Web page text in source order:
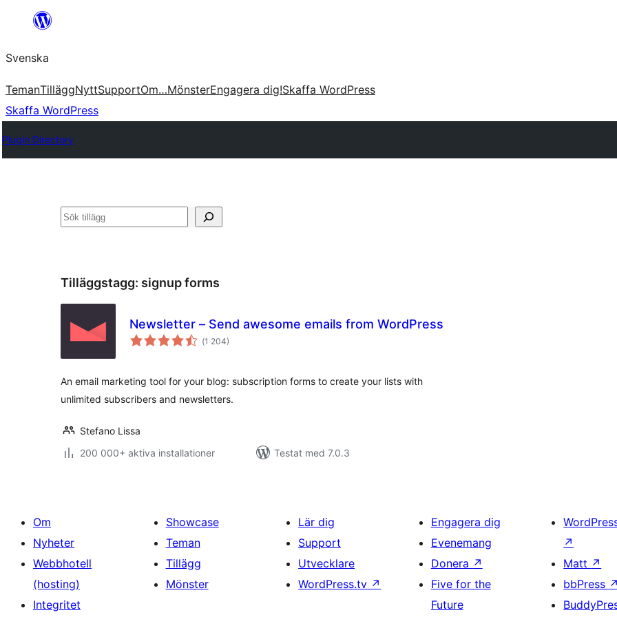
Hoppa
innehåll
Svenska
TemanTilläggNyttSupportOm…MönsterEngagera dig!Skaffa WordPress
Skaffa WordPress
Plugin Directory
Sök
Tilläggstagg: signup forms
Newsletter – Send awesome emails from WordPress
(Totalt
antal
1 204)
An email marketing tool for your blog: subscription forms to create your lists with
unlimited subscribers and newsletters.
Stefano Lissa
200 000+ aktiva installationer
Testat med 7.0.3
Om
Nyheter
Webbhotell
(hosting)
Integritet
Showcase
Teman
Tillägg
Mönster
Lär dig
Support
Utvecklare
WordPress.tv ↗
Engagera dig
Evenemang
Donera ↗
Five for the
Future
↗
Matt ↗
bbPress ↗